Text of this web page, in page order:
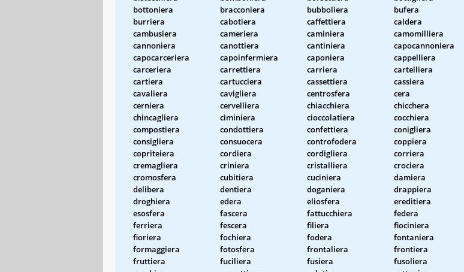
bottoniera
bracconiera bubboliera
bufera
burriera
cabotiera caffettiera
caldera
cambusiera
cameriera caminiera
camomilliera
cannoniera
canottiera cantiniera
capocannoniera
capocarceriera
capoinfermiera caponiera
cappelliera
carceriera
carrettiera carriera
cartelliera
cartiera
cartucciera cassettiera
cassiera
cavaliera
cavigliera centrosfera
cera
cerniera
cervelliera chiacchiera
chicchera
chincagliera
ciminiera cioccolatiera
cocchiera
compostiera
condottiera confettiera
conigliera
consigliera
consuocera controfodera
coppiera
copriteiera
cordiera cordigliera
corriera
cremagliera
criniera cristalliera
crociera
cromosfera
cubitiera cuciniera
damiera
delibera
dentiera doganiera
drappiera
droghiera
edera eliosfera
ereditiera
esosfera
fascera fattucchiera
federa
ferriera
fescera filiera
fiociniera
fioriera
fochiera fodera
fontaniera
formaggiera
fotosfera frontaliera
frontiera
fruttiera
fuciliera fusiera
fusoliera